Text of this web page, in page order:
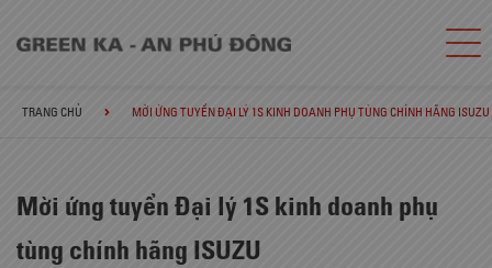
TRANG CHỦ MỜI ỨNG TUYỂN ĐẠI LÝ 1S KINH DOANH PHỤ TÙNG CHÍNH HÃNG ISUZU
Mời ứng tuyển Đại lý 1S kinh doanh phụ
tùng chính hãng ISUZU